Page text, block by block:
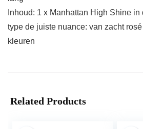
Inhoud: 1 x Manhattan High Shine
type de juiste nuance: van zacht
kleuren
Related Products